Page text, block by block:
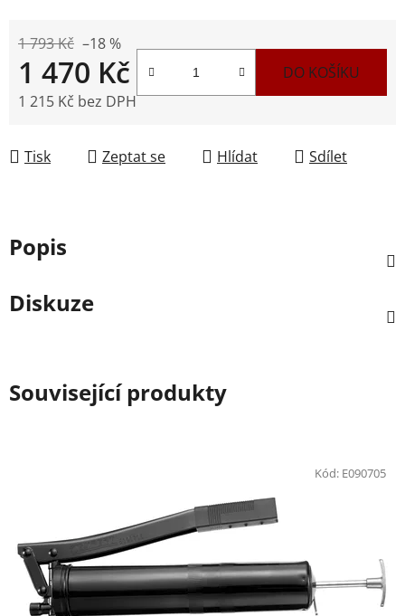
1 793 Kč –18 %
1 470 Kč
1 215 Kč bez DPH
DO KOŠÍKU
Tisk Zeptat se Hlídat Sdílet
Popis
Diskuze
Související produkty
Kód: E090705